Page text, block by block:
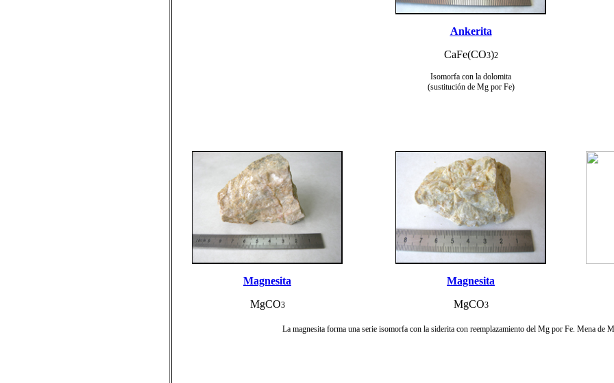
Ankerita
CaFe(CO3)2
Isomorfa con la dolomita
(sustitución de Mg por Fe)
Magnesita
MgCO3
Magnesita
MgCO3
La magnesita forma una serie isomorfa con la siderita con reemplazamiento del Mg por Fe. Mena de